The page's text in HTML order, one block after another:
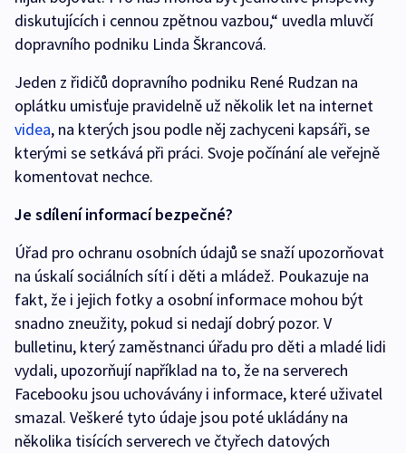
diskutujících i cennou zpětnou vazbou,“ uvedla mluvčí
dopravního podniku Linda Škrancová.
Jeden z řidičů dopravního podniku René Rudzan na
oplátku umisťuje pravidelně už několik let na internet
videa, na kterých jsou podle něj zachyceni kapsáři, se
kterými se setkává při práci. Svoje počínání ale veřejně
komentovat nechce.
Je sdílení informací bezpečné?
Úřad pro ochranu osobních údajů se snaží upozorňovat
na úskalí sociálních sítí i děti a mládež. Poukazuje na
fakt, že i jejich fotky a osobní informace mohou být
snadno zneužity, pokud si nedají dobrý pozor. V
bulletinu, který zaměstnanci úřadu pro děti a mladé lidi
vydali, upozorňují například na to, že na serverech
Facebooku jsou uchovávány i informace, které uživatel
smazal. Veškeré tyto údaje jsou poté ukládány na
několika tisících serverech ve čtyřech datových